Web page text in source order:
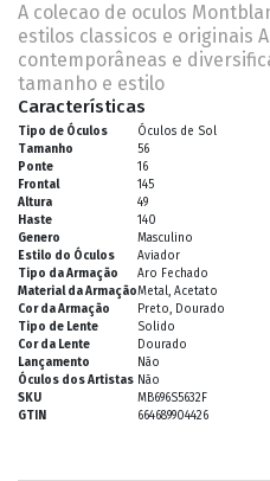
A colecao de oculos
estilos classicos e originais
contemporâneas e
tamanho e estilo
Características
Tipo de Óculos
Óculos de Sol
Tamanho
56
Ponte
16
Frontal
145
Altura
49
Haste
140
Genero
Masculino
Estilo do Óculos
Aviador
Tipo da Armação
Aro Fechado
Material da ArmaçãoMetal, Acetato
Cor da Armação
Preto, Dourado
Tipo de Lente
Solido
Cor da Lente
Dourado
Lançamento
Não
Óculos dos Artistas Não
SKU
MB696S5632F
GTIN
664689904426